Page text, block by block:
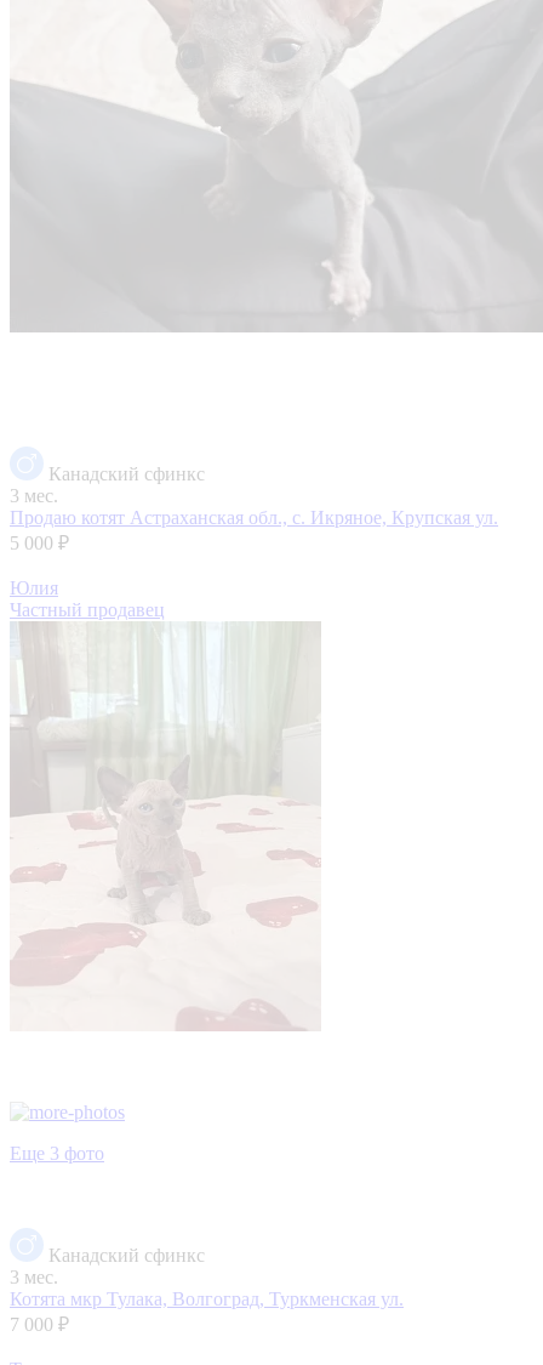
Канадский сфинкс
3 мес.
Продаю котят Астраханская обл., с. Икряное, Крупская ул.
5 000 ₽
Юлия
Частный продавец
Еще 3 фото
Канадский сфинкс
3 мес.
Котята мкр Тулака, Волгоград, Туркменская ул.
7 000 ₽